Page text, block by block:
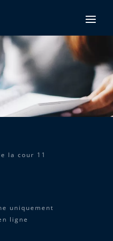
la cour 11
uniquement
ligne